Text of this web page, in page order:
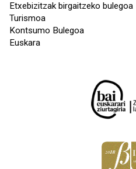
Etxebizitzak birgaitzeko bulegoa
Turismoa
Kontsumo Bulegoa
Euskara